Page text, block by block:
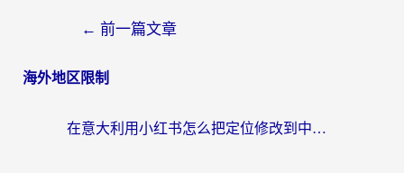
← 前一篇文章
海外地区限制
在意大利用小红书怎么把定位修改到中国国内？3个实用技巧+1个靠谱工具帮你搞定